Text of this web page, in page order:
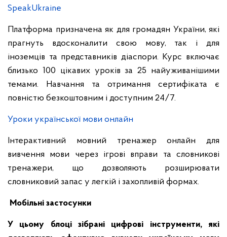
SpeakUkraine
Платформа призначена як для громадян України, які
прагнуть вдосконалити свою мову, так і для
іноземців та представників діаспори. Курс включає
близько 100 цікавих уроків за 25 найуживанішими
темами. Навчання та отримання сертифіката є
повністю безкоштовним і доступним 24/7.
Уроки української мови онлайн
Інтерактивний мовний тренажер онлайн для
вивчення мови через ігрові вправи та словникові
тренажери, що дозволяють розширювати
словниковий запас у легкій і захопливій формах.
Мобільні застосунки
У цьому блоці зібрані цифрові інструменти, які